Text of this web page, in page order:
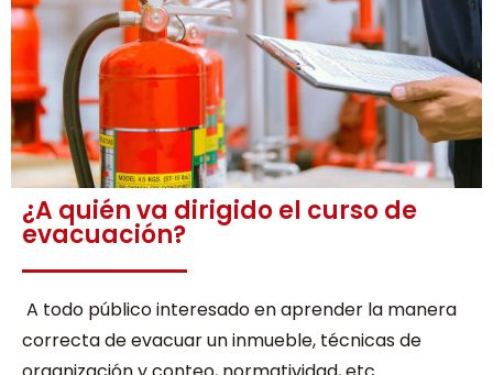
¿A quién va dirigido el curso de
evacuación?
A todo público interesado en aprender la manera
correcta de evacuar un inmueble, técnicas de